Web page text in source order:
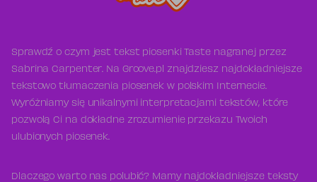
Sprawdź o czym jest tekst piosenki Taste nagranej przez
Sabrina Carpenter. Na Groove.pl znajdziesz najdokładniejsze
tekstowo tłumaczenia piosenek w polskim Internecie.
Wyróżniamy się unikalnymi interpretacjami tekstów, które
pozwolą Ci na dokładne zrozumienie przekazu Twoich
ulubionych piosenek.
Dlaczego warto nas polubić? Mamy najdokładniejsze teksty